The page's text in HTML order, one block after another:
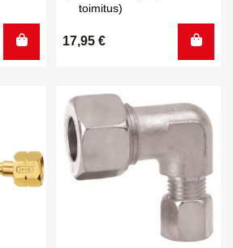
toimitus)
17,95 €